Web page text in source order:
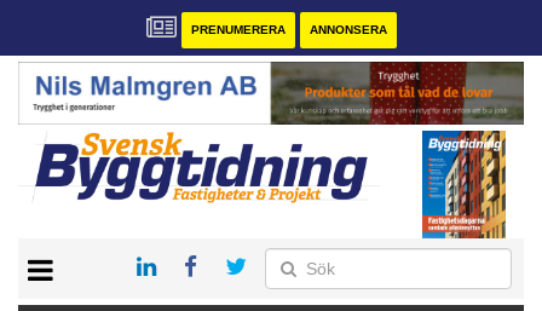
PRENUMERERA ANNONSERA